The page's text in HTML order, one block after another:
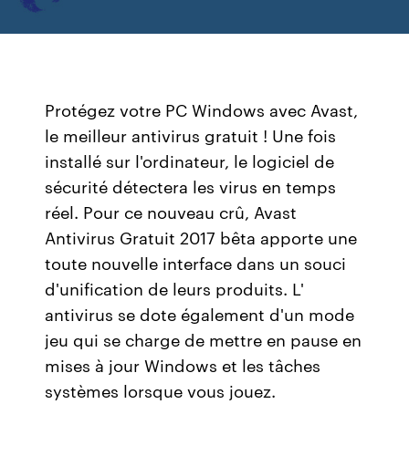
Protégez votre PC Windows avec Avast,
le meilleur antivirus gratuit ! Une fois
installé sur l'ordinateur, le logiciel de
sécurité détectera les virus en temps
réel. Pour ce nouveau crû, Avast
Antivirus Gratuit 2017 bêta apporte une
toute nouvelle interface dans un souci
d'unification de leurs produits. L'
antivirus se dote également d'un mode
jeu qui se charge de mettre en pause en
mises à jour Windows et les tâches
systèmes lorsque vous jouez.